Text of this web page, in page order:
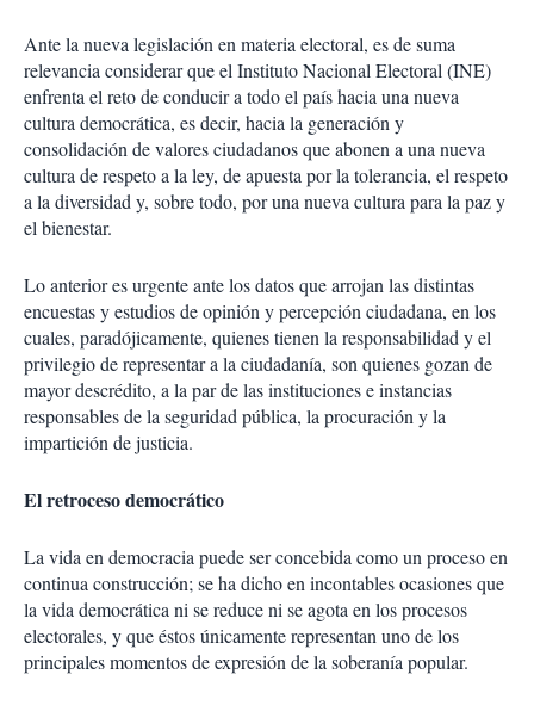
Ante la nueva legislación en materia electoral, es de suma
relevancia considerar que el Instituto Nacional Electoral (INE)
enfrenta el reto de conducir a todo el país hacia una nueva
cultura democrática, es decir, hacia la generación y
consolidación de valores ciudadanos que abonen a una nueva
cultura de respeto a la ley, de apuesta por la tolerancia, el respeto
a la diversidad y, sobre todo, por una nueva cultura para la paz y
el bienestar.
Lo anterior es urgente ante los datos que arrojan las distintas
encuestas y estudios de opinión y percepción ciudadana, en los
cuales, paradójicamente, quienes tienen la responsabilidad y el
privilegio de representar a la ciudadanía, son quienes gozan de
mayor descrédito, a la par de las instituciones e instancias
responsables de la seguridad pública, la procuración y la
impartición de justicia.
El retroceso democrático
La vida en democracia puede ser concebida como un proceso en
continua construcción; se ha dicho en incontables ocasiones que
la vida democrática ni se reduce ni se agota en los procesos
electorales, y que éstos únicamente representan uno de los
principales momentos de expresión de la soberanía popular.